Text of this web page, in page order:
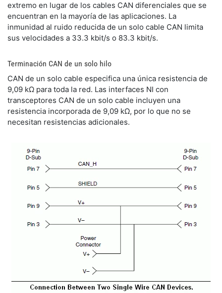
extremo en lugar de los cables CAN diferenciales que se
encuentran en la mayoría de las aplicaciones. La
inmunidad al ruido reducida de un solo cable CAN limita
sus velocidades a 33.3 kbit/s o 83.3 kbit/s.
Terminación CAN de un solo hilo
CAN de un solo cable especifica una única resistencia de
9,09 kΩ para toda la red. Las interfaces NI con
transceptores CAN de un solo cable incluyen una
resistencia incorporada de 9,09 kΩ, por lo que no se
necesitan resistencias adicionales.